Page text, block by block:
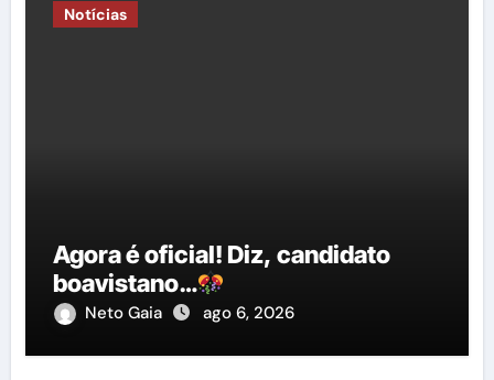
Notícias
Agora é oficial! Diz, candidato
boavistano…
Neto Gaia ago 6, 2026